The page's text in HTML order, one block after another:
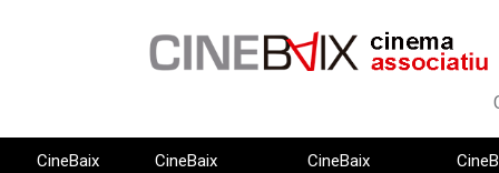
CineBaix
CineBaix
CineBaix